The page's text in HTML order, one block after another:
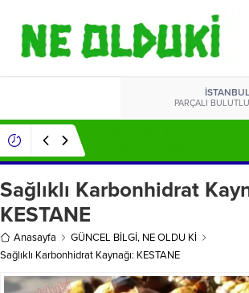
İSTANBUL
PARÇALI BULUTLU
Sağlıklı Karbonhidrat
KESTANE
Anasayfa GÜNCEL BİLGİ, NE OLDU Kİ
Sağlıklı Karbonhidrat Kaynağı: KESTANE